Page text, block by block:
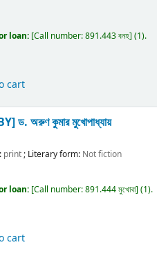
loan: Call number:891.443 বনহ (1).
cart
ড. অরুণ কুমার মুখোপাধ্যায়
print; Literary form: Not fiction
loan: Call number:891.444 মুখোবা (1).
cart